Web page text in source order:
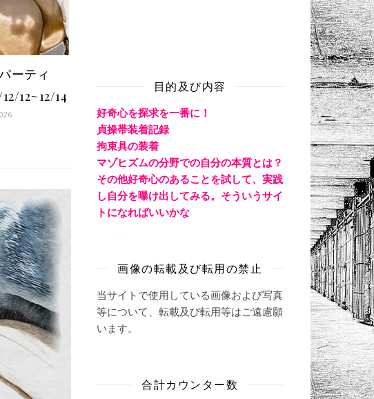
ーティ
12~12/14
目的及び内容
好奇心を探求を一番に！
貞操帯装着記録
拘束具の装着
マゾヒズムの分野での自分の本質とは？
その他好奇心のあることを試して、実践
し自分を曝け出してみる。そういうサイ
トになればいいかな
画像の転載及び転用の禁止
当サイトで使用している画像および写真
等について、転載及び転用等はご遠慮願
います。
合計カウンター数